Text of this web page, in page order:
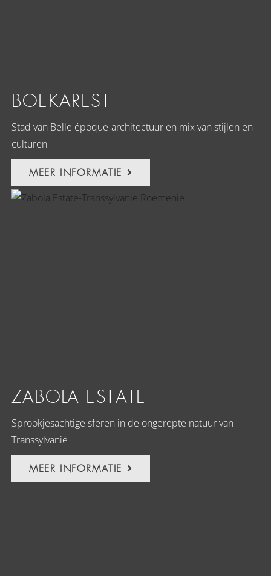
BOEKAREST
Stad van Belle époque-architectuur en mix van stijlen en
culturen
MEER INFORMATIE
ZABOLA ESTATE
Sprookjesachtige sferen in de ongerepte natuur van
Transsylvanië
MEER INFORMATIE